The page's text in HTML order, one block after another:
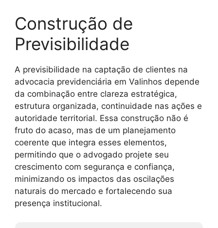
Construção de
Previsibilidade
A previsibilidade na captação de clientes na
advocacia previdenciária em Valinhos depende
da combinação entre clareza estratégica,
estrutura organizada, continuidade nas ações e
autoridade territorial. Essa construção não é
fruto do acaso, mas de um planejamento
coerente que integra esses elementos,
permitindo que o advogado projete seu
crescimento com segurança e confiança,
minimizando os impactos das oscilações
naturais do mercado e fortalecendo sua
presença institucional.